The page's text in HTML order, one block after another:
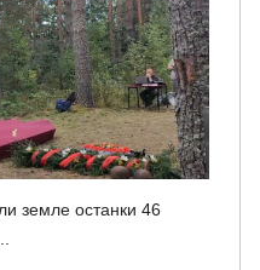
земле останки 46